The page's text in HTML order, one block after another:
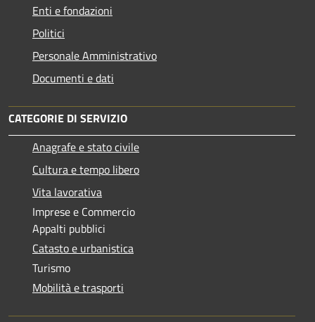
Enti e fondazioni
Politici
Personale Amministrativo
Documenti e dati
CATEGORIE DI SERVIZIO
Anagrafe e stato civile
Cultura e tempo libero
Vita lavorativa
Imprese e Commercio
Appalti pubblici
Catasto e urbanistica
Turismo
Mobilità e trasporti